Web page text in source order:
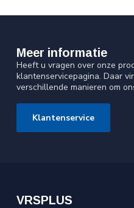
Meer informatie
Heeft u vragen over onze
klantenservicepagina. Daar
verschillende manieren om
Klantenservice
VRSPLUS